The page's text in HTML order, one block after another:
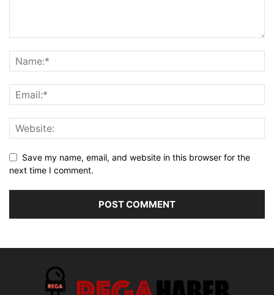
Save my name, email, and website in this browser for the
next time I comment.